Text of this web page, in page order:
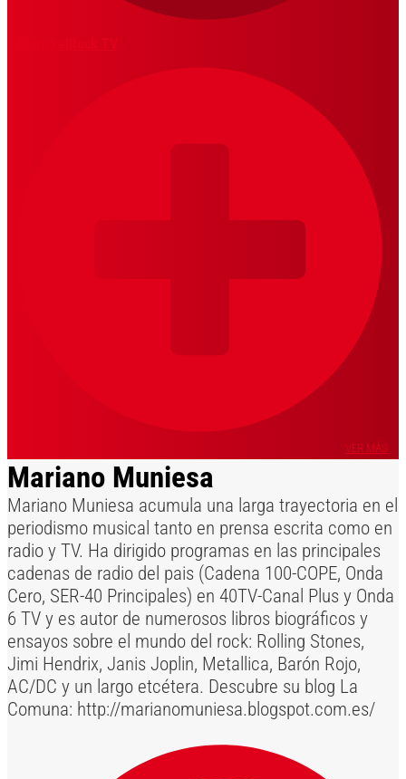
VER MÁS
Mariano Muniesa
Mariano Muniesa acumula una larga trayectoria en el
periodismo musical tanto en prensa escrita como en
radio y TV. Ha dirigido programas en las principales
cadenas de radio del pais (Cadena 100-COPE, Onda
Cero, SER-40 Principales) en 40TV-Canal Plus y Onda
6 TV y es autor de numerosos libros biográficos y
ensayos sobre el mundo del rock: Rolling Stones,
Jimi Hendrix, Janis Joplin, Metallica, Barón Rojo,
AC/DC y un largo etcétera. Descubre su blog La
Comuna: http://marianomuniesa.blogspot.com.es/